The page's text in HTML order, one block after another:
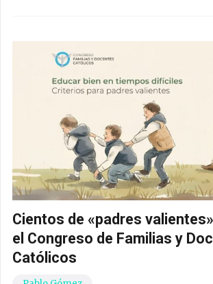
Cientos de «padres
el Congreso de Familias y
Católicos